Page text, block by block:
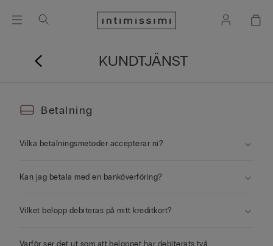
KUNDTJÄNST
Betalning
Vilka betalningsmetoder accepterar ni?
Kan jag betala med en banköverföring?
Vilket belopp debiteras på mitt kreditkort?